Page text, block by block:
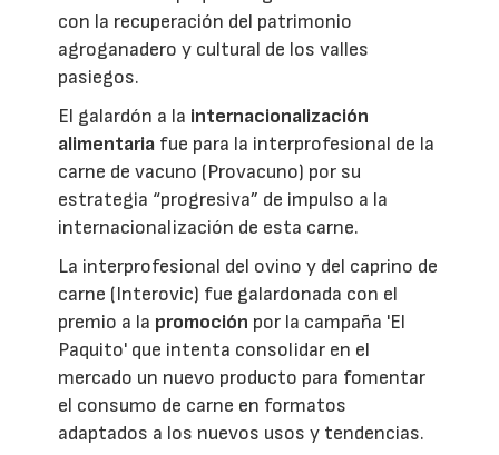
con la recuperación del patrimonio
agroganadero y cultural de los valles
pasiegos.
El galardón a la internacionalización
alimentaria fue para la interprofesional de la
carne de vacuno (Provacuno) por su
estrategia “progresiva” de impulso a la
internacionalización de esta carne.
La interprofesional del ovino y del caprino de
carne (Interovic) fue galardonada con el
premio a la promoción por la campaña 'El
Paquito' que intenta consolidar en el
mercado un nuevo producto para fomentar
el consumo de carne en formatos
adaptados a los nuevos usos y tendencias.